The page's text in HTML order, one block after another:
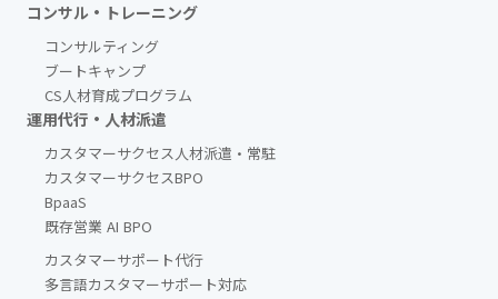
コンサル・トレーニング
コンサルティング
ブートキャンプ
CS人材育成プログラム
運用代行・人材派遣
カスタマーサクセス人材派遣・常駐
カスタマーサクセスBPO
BpaaS​
既存営業 AI BPO
カスタマーサポート代行
多言語カスタマーサポート対応